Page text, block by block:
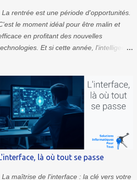
La rentrée est une période d'opportunités.
le moment idéal pour être malin et
en profitant des nouvelles
Et si cette année, l'intelligence
approches pour y parvenir avec les outils de
La première explore Gemini pour
ou réviser un sujet restreint. La
aborde NotebookLM pour un
sujet, avec la possibilité d'importer
vos propres documents. La dernière
s'attaque à la fonction Deep Research pour
organiser des données très diverses dans
des processus complexes. Pour transformer
là où tout se passe
La maîtrise de l'interface : la clé vers votre